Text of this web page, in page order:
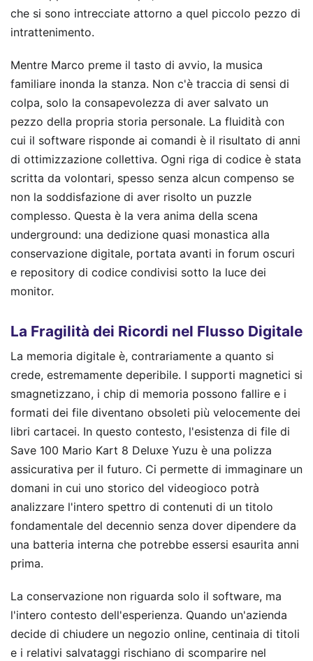
che si sono intrecciate attorno a quel piccolo pezzo di
intrattenimento.
Mentre Marco preme il tasto di avvio, la musica
familiare inonda la stanza. Non c'è traccia di sensi di
colpa, solo la consapevolezza di aver salvato un
pezzo della propria storia personale. La fluidità con
cui il software risponde ai comandi è il risultato di anni
di ottimizzazione collettiva. Ogni riga di codice è stata
scritta da volontari, spesso senza alcun compenso se
non la soddisfazione di aver risolto un puzzle
complesso. Questa è la vera anima della scena
underground: una dedizione quasi monastica alla
conservazione digitale, portata avanti in forum oscuri
e repository di codice condivisi sotto la luce dei
monitor.
La Fragilità dei Ricordi nel Flusso Digitale
La memoria digitale è, contrariamente a quanto si
crede, estremamente deperibile. I supporti magnetici si
smagnetizzano, i chip di memoria possono fallire e i
formati dei file diventano obsoleti più velocemente dei
libri cartacei. In questo contesto, l'esistenza di file di
Save 100 Mario Kart 8 Deluxe Yuzu è una polizza
assicurativa per il futuro. Ci permette di immaginare un
domani in cui uno storico del videogioco potrà
analizzare l'intero spettro di contenuti di un titolo
fondamentale del decennio senza dover dipendere da
una batteria interna che potrebbe essersi esaurita anni
prima.
La conservazione non riguarda solo il software, ma
l'intero contesto dell'esperienza. Quando un'azienda
decide di chiudere un negozio online, centinaia di titoli
e i relativi salvataggi rischiano di scomparire nel